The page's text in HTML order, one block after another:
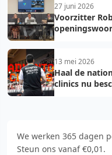
27 juni 2026
Voorzitter
13 mei 2026
Haal de
clinics nu
We werken 365 dagen
Steun ons vanaf €0,01.